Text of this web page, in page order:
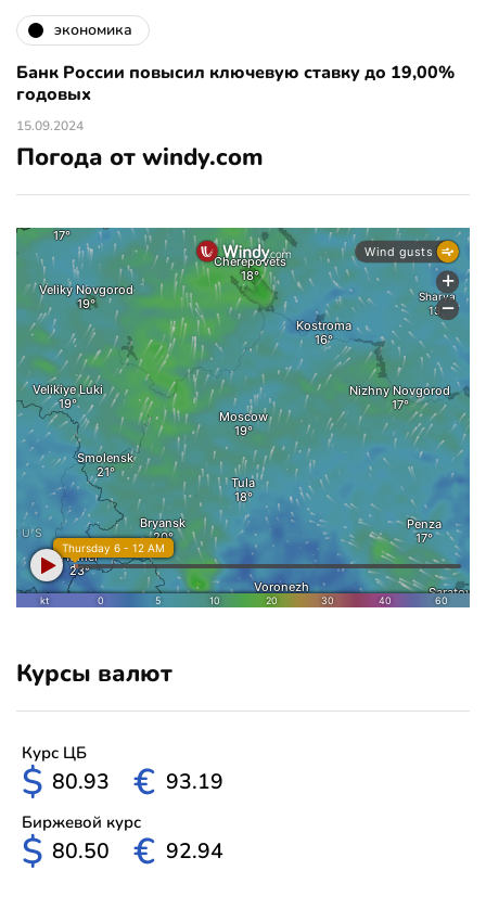
экономика
Банк России повысил ключевую ставку до 19,00%
годовых
15.09.2024
Погода от windy.com
Курсы валют
Курс ЦБ
$ 80.93 € 93.19
Биржевой курс
$ 80.50 € 92.94